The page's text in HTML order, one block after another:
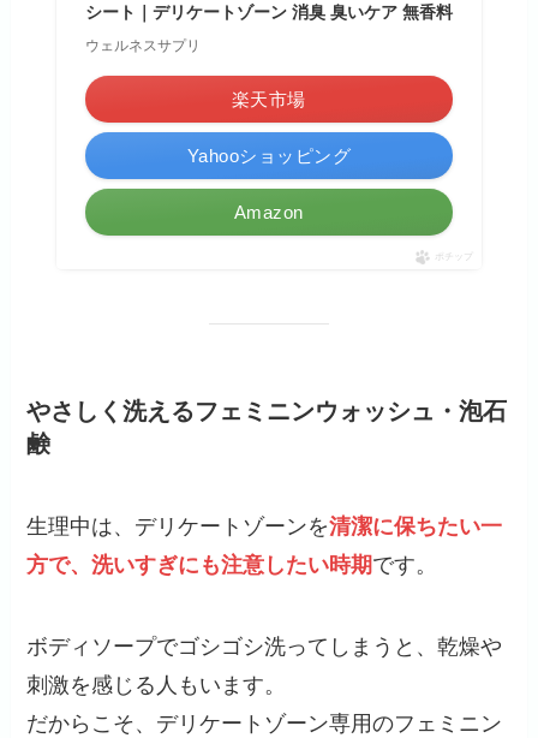
シート｜デリケートゾーン 消臭 臭いケア 無香料
ウェルネスサプリ
楽天市場
Yahooショッピング
Amazon
ポチップ
やさしく洗えるフェミニンウォッシュ・泡石
鹸
生理中は、デリケートゾーンを清潔に保ちたい一
方で、洗いすぎにも注意したい時期です。
ボディソープでゴシゴシ洗ってしまうと、乾燥や
刺激を感じる人もいます。
だからこそ、デリケートゾーン専用のフェミニン